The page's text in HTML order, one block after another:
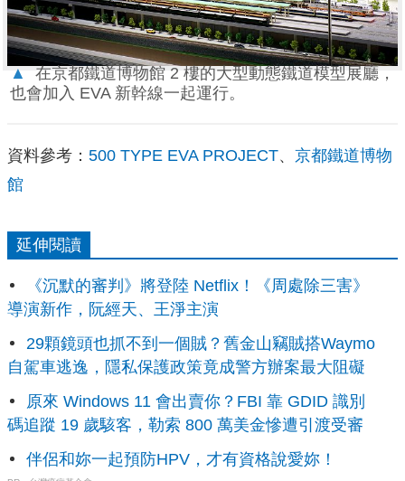
▲
在京都鐵道博物館 2 樓的大型動態鐵道模型展廳，
也會加入 EVA 新幹線一起運行。
資料參考： 500 TYPE EVA PROJECT、 京都鐵道博物
館
延伸閱讀
《沉默的審判》將登陸 Netflix！《周處除三害》
導演新作，阮經天、王淨主演
29顆鏡頭也抓不到一個賊？舊金山竊賊搭Waymo
自駕車逃逸，隱私保護政策竟成警方辦案最大阻礙
原來 Windows 11 會出賣你？FBI 靠 GDID 識別
碼追蹤 19 歲駭客，勒索 800 萬美金慘遭引渡受審
伴侶和妳一起預防HPV，才有資格說愛妳！